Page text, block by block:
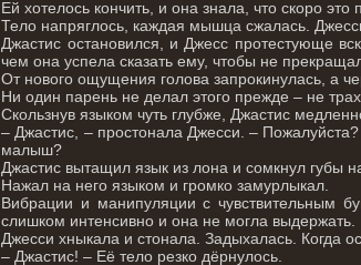
Ей хотелось кончить, и она знала, что скоро это
Тело напряглось, каждая мышца сжалась.
Джастис остановился, и Джесс протестующе
чем она успела сказать ему, чтобы не
От нового ощущения голова запрокинулась, а
Ни один парень не делал этого прежде – не
Скользнув языком чуть глубже, Джастис
– Джастис, – простонала Джесси. –
малыш?
Джастис вытащил язык из лона и сомкнул губы
Нажал на него языком и громко замурлыкал.
Вибрации и манипуляции с чувствительным
слишком интенсивно и она не могла выдержать.
Джесси хныкала и стонала. Задыхалась. Когда
– Джастис! – Её тело резко дёрнулось.